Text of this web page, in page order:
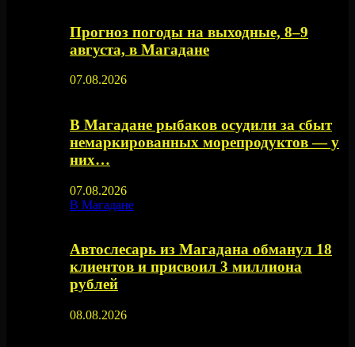
Прогноз погоды на выходные, 8–9
августа, в Магадане
07.08.2026
В Магадане рыбаков осудили за сбыт
немаркированных морепродуктов — у
них…
07.08.2026
В Магадане
Автослесарь из Магадана обманул 18
клиентов и присвоил 3 миллиона
рублей
08.08.2026